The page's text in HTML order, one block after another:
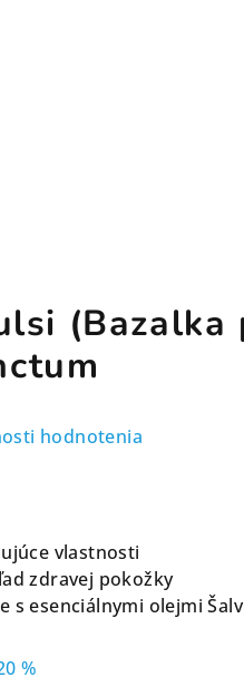
(Bazalka
hodnotenia
vlastnosti
zdravej pokožky
s esenciálnymi olejmi
%